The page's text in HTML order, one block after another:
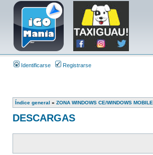
Identificarse Registrarse
Índice general » ZONA WINDOWS CE/WINDOWS MOBILE
DESCARGAS